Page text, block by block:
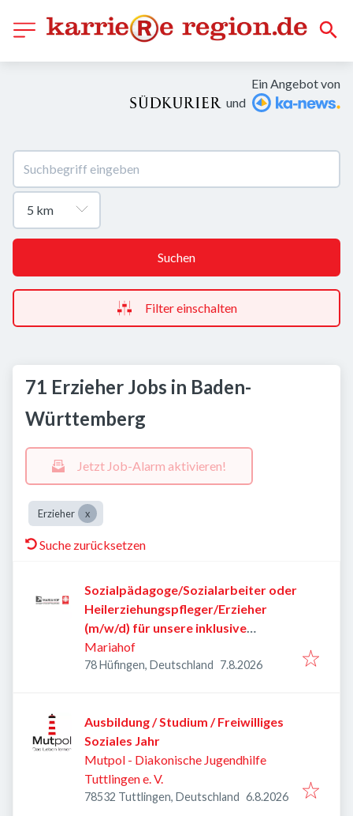
Ein Angebot von
und
Suchen
Filter einschalten
71 Erzieher Jobs in Baden-
Württemberg
Jetzt Job-Alarm aktivieren!
Erzieher
Suche zurücksetzen
Sozialpädagoge/Sozialarbeiter oder
Heilerziehungspfleger/Erzieher
(m/w/d) für unsere inklusive
Wohngruppe
Mariahof
78 Hüfingen, Deutschland Veröffentlicht
7.8.2026
Ausbildung / Studium / Freiwilliges
Soziales Jahr
Mutpol - Diakonische Jugendhilfe
Tuttlingen e. V.
78532 Tuttlingen, Deutschland Veröffentlicht
6.8.2026